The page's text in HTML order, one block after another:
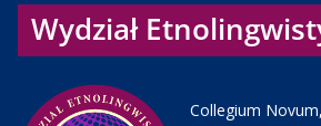
Wydział
Collegium Novum,